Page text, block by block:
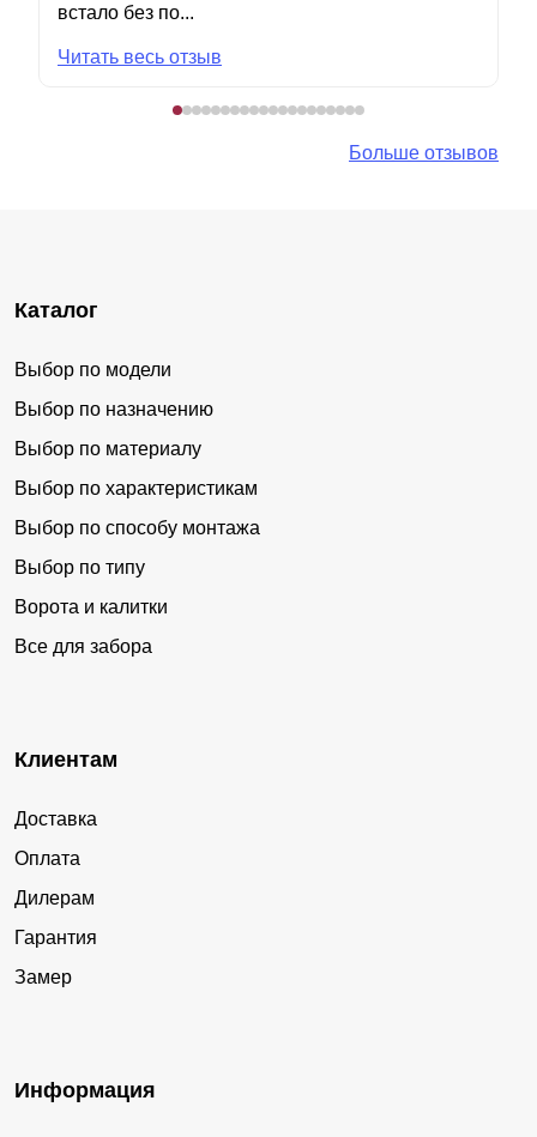
встало без по...
Читать весь отзыв
Больше отзывов
Каталог
Выбор по модели
Выбор по назначению
Выбор по материалу
Выбор по характеристикам
Выбор по способу монтажа
Выбор по типу
Ворота и калитки
Все для забора
Клиентам
Доставка
Оплата
Дилерам
Гарантия
Замер
Информация